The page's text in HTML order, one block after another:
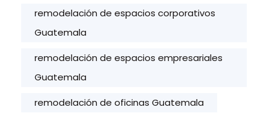
remodelación de espacios corporativos
Guatemala
remodelación de espacios empresariales
Guatemala
remodelación de oficinas Guatemala